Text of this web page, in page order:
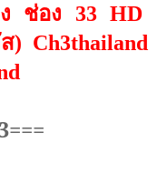
ช่อง 33 HD
) Ch3thailand
2/63===